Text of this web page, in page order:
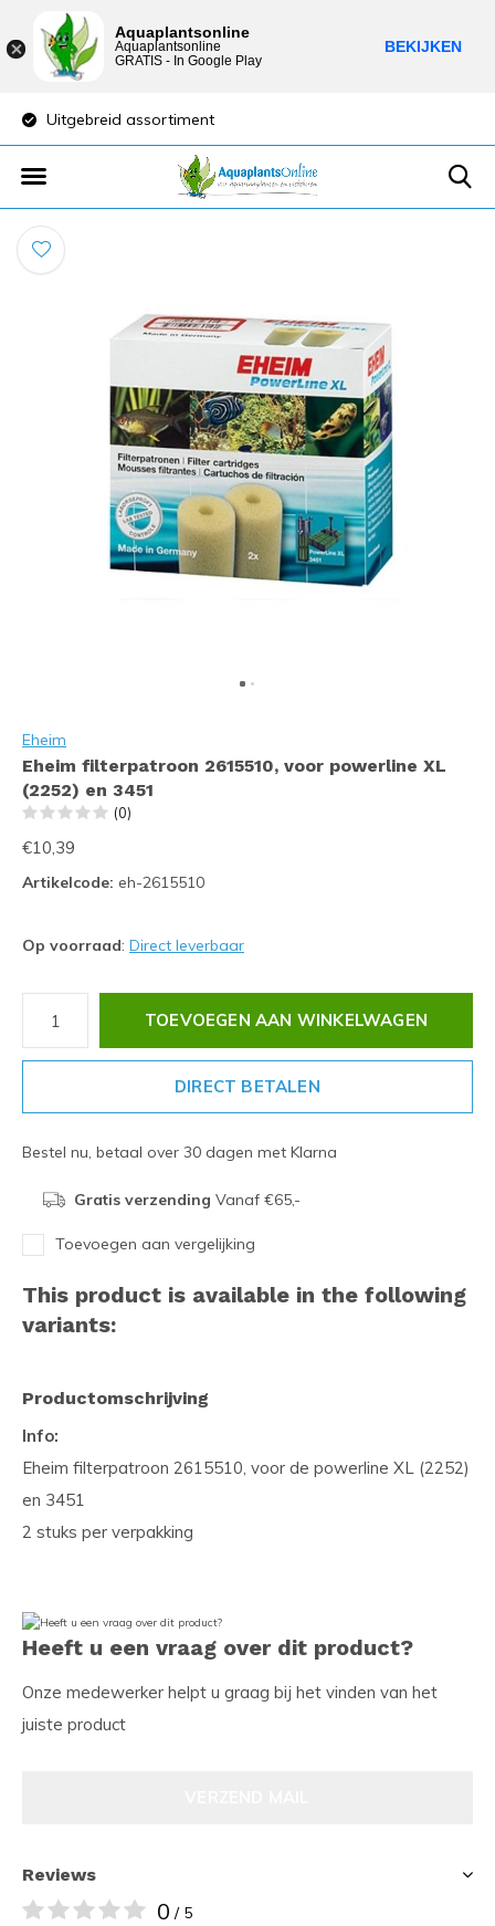
Uitgebreid assortiment
Eheim
Eheim filterpatroon 2615510, voor powerline XL
(2252) en 3451
(0)
€10,39
Artikelcode: eh-2615510
Op voorraad: Direct leverbaar
TOEVOEGEN AAN WINKELWAGEN
DIRECT BETALEN
Bestel nu, betaal over 30 dagen met Klarna
Gratis verzending Vanaf €65,-
Toevoegen aan vergelijking
This product is available in the following
variants:
Productomschrijving
Info:
Eheim filterpatroon 2615510, voor de powerline XL (2252)
en 3451
2 stuks per verpakking
Heeft u een vraag over dit product?
Onze medewerker helpt u graag bij het vinden van het
juiste product
Reviews
0 / 5
Aquaplantsonline
Aquaplantsonline
GRATIS - In Google Play
BEKIJKEN